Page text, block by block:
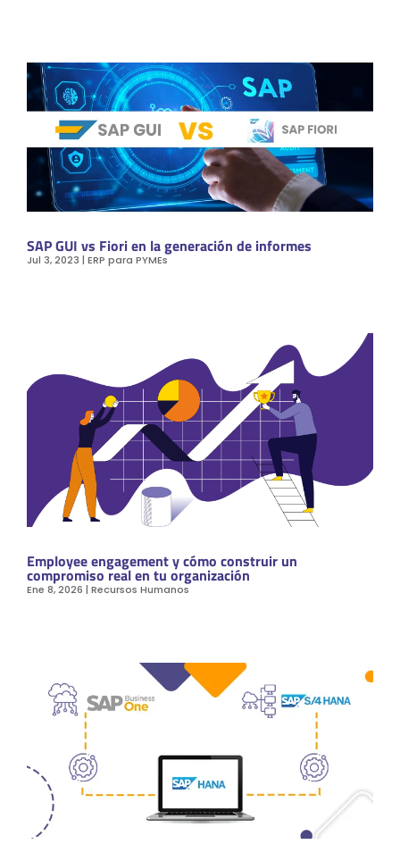
SAP GUI vs Fiori en la generación de informes
Jul 3, 2023 |ERP para PYMEs
Employee engagement y cómo construir un
compromiso real en tu organización
Ene 8, 2026 |Recursos Humanos